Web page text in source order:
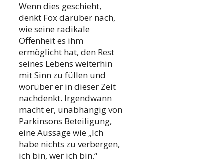
Wenn dies geschieht,
denkt Fox darüber nach,
wie seine radikale
Offenheit es ihm
ermöglicht hat, den Rest
seines Lebens weiterhin
mit Sinn zu füllen und
worüber er in dieser Zeit
nachdenkt. Irgendwann
macht er, unabhängig von
Parkinsons Beteiligung,
eine Aussage wie „Ich
habe nichts zu verbergen,
ich bin, wer ich bin.“